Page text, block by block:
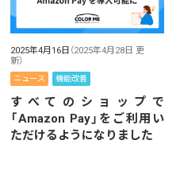
2025年4月16日 （2025年4月28日 更
新）
ニュース 機能改善
すべてのショップで
「Amazon Pay」をご利用い
ただけるようになりました